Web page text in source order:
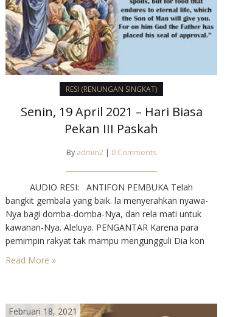
RESI (RENUNGAN SINGKAT)
Senin, 19 April 2021 – Hari Biasa
Pekan III Paskah
By admin2 | 0 Comments
AUDIO RESI: ANTIFON PEMBUKA⁣⁣ Telah
bangkit gembala yang baik. la menyerahkan nyawa-
Nya bagi domba-domba-Nya, dan rela mati untuk
kawanan-Nya. Aleluya.⁣⁣⁣⁣ PENGANTAR⁣⁣ Karena para
pemimpin rakyat tak mampu mengungguli Dia kon
Stefanus, yang berbicara fasih dan bijak, maka
Stefanus mendapat dakwaan palsu dan ditangkap.
Read More »
Februari 18, 2021